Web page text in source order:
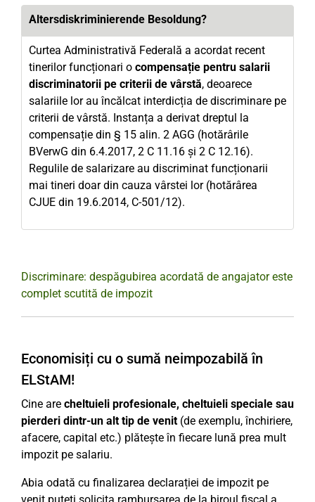
Altersdiskriminierende Besoldung?
Curtea Administrativă Federală a acordat recent
tinerilor funcționari o compensație pentru salarii
discriminatorii pe criterii de vârstă, deoarece
salariile lor au încălcat interdicția de discriminare pe
criterii de vârstă. Instanța a derivat dreptul la
compensație din § 15 alin. 2 AGG (hotărârile
BVerwG din 6.4.2017, 2 C 11.16 și 2 C 12.16).
Regulile de salarizare au discriminat funcționarii
mai tineri doar din cauza vârstei lor (hotărârea
CJUE din 19.6.2014, C-501/12).
Discriminare: despăgubirea acordată de angajator este
complet scutită de impozit
Economisiți cu o sumă neimpozabilă în
ELStAM!
Cine are cheltuieli profesionale, cheltuieli speciale sau
pierderi dintr-un alt tip de venit(de exemplu, închiriere,
afacere, capital etc.) plătește în fiecare lună prea mult
impozit pe salariu.
Abia odată cu finalizarea declarației de impozit pe